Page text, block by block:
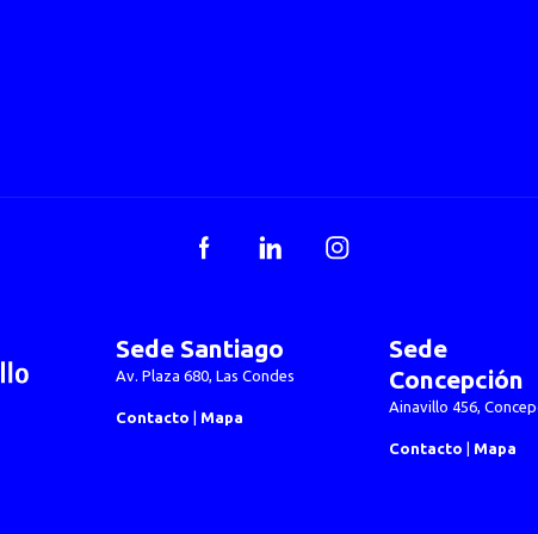
FacebookLinkedInInstagram
Sede Santiago
Av. Plaza 680, Las Condes
Contacto | Mapa
Sede
Concepción
Ainavillo 456,
Contacto | Mapa